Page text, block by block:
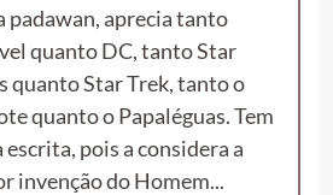
padawan, aprecia tanto
quanto DC, tanto Star
quanto Star Trek, tanto o
quanto o Papaléguas. Tem
escrita, pois a considera a
invenção do Homem...